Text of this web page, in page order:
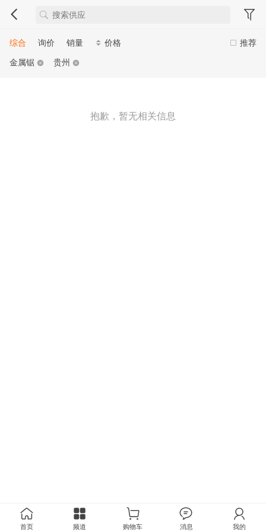
推荐
综合 询价 销量
价格
金属锯
贵州
抱歉，暂无相关信息
首页 频道 购物车 消息 我的